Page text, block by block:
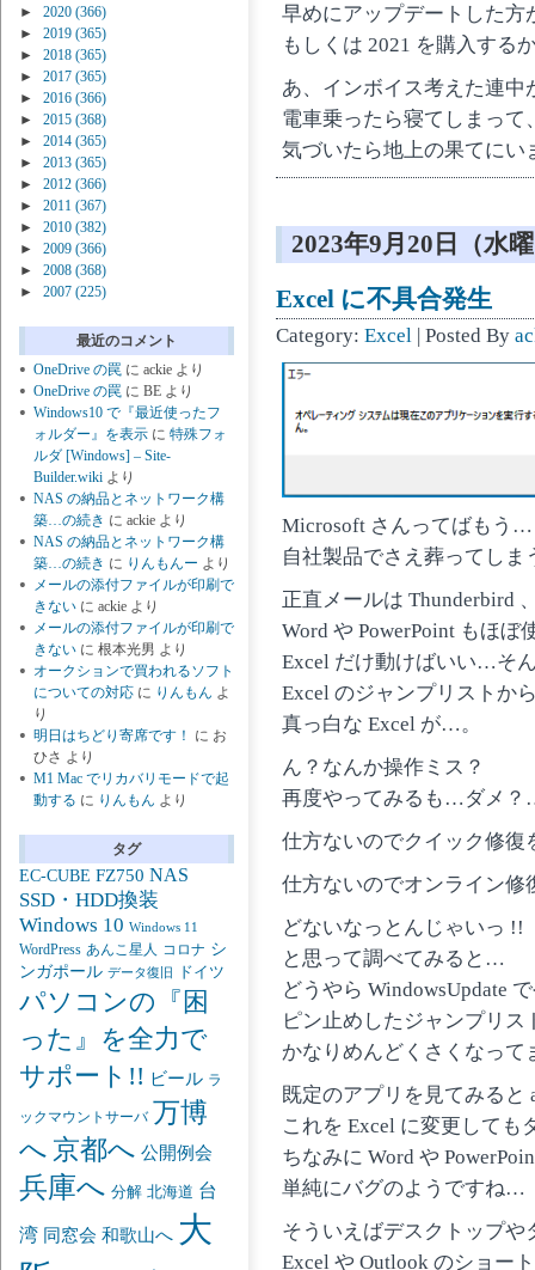
►
2020 (366)
►
2019 (365)
►
2018 (365)
►
2017 (365)
►
2016 (366)
►
2015 (368)
►
2014 (365)
►
2013 (365)
►
2012 (366)
►
2011 (367)
►
2010 (382)
►
2009 (366)
►
2008 (368)
►
2007 (225)
最近のコメント
OneDrive の罠 に ackie より
OneDrive の罠 に BE より
Windows10 で『最近使ったフ
ォルダー』を表示 に 特殊フォ
ルダ [Windows] – Site-
Builder.wiki より
NAS の納品とネットワーク構
築…の続き に ackie より
NAS の納品とネットワーク構
築…の続き に りんもんー より
メールの添付ファイルが印刷で
きない に ackie より
メールの添付ファイルが印刷で
きない に 根本光男 より
オークションで買われるソフト
についての対応 に りんもん よ
り
明日はちどり寄席です！
に お
ひさ より
M1 Mac でリカバリモードで起
動する に りんもん より
タグ
EC-CUBE FZ750 NAS
SSD・HDD換装
Windows 10 Windows 11
WordPress あんこ星人 コロナ シ
ンガポール データ復旧 ドイツ
パソコンの『困
った』を全力で
サポート!! ビール ラ
ックマウントサーバ 万博
へ 京都へ 公開例会
兵庫へ 分解 北海道 台
湾 同窓会 和歌山へ 大
早めにアップデートした方
もしくは 2021 を購入する
あ、インボイス考えた連中
電車乗ったら寝てしまって
気づいたら地上の果てにい
2023年9月20日（水
Excel に不具合発生
Category: Excel | Posted By
Microsoft さんってばもう…
自社製品でさえ葬ってし
正直メールは Thunderbird
Word や PowerPoint もほぼ
Excel だけ動けばいい…そ
Excel のジャンプリストか
真っ白な Excel が…。
ん？なんか操作ミス？
再度やってみるも…ダメ
仕方ないのでクイック修
仕方ないのでオンライン
どないなっとんじゃいっ !!
と思って調べてみると…
どうやら WindowsUpdate
ピン止めしたジャンプリス
かなりめんどくさくなって
既定のアプリを見てみると
これを Excel に変更しても
ちなみに Word や
単純にバグのようですね…
そういえばデスクトップや
Excel や Outlook のショー